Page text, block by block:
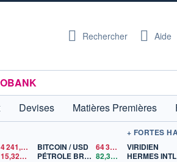
Rechercher Aide
Devises Matières Premières
4 241,11
$US
15,32
$US
BITCOIN / USD 64 331,69
$US
PÉTROLE BRENT
82,37$US
VIRIDIEN
HERMES INTL